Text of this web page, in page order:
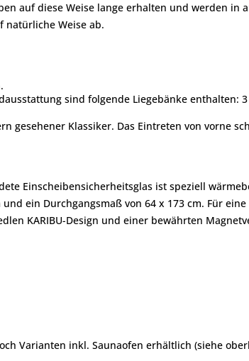
auf diese Weise lange erhalten und werden in
natürliche Weise ab.
sind folgende Liegebänke enthalten:
gesehener Klassiker. Das Eintreten von vorne
Einscheibensicherheitsglas ist speziell
ein Durchgangsmaß von 64 x 173 cm. Für
KARIBU-Design und einer bewährten
Varianten inkl. Saunaofen erhältlich (siehe